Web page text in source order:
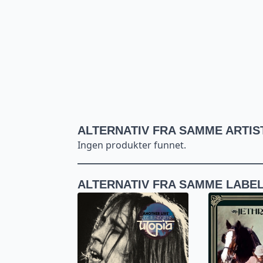
ALTERNATIV FRA SAMME
Ingen produkter funnet.
ALTERNATIV FRA SAMME